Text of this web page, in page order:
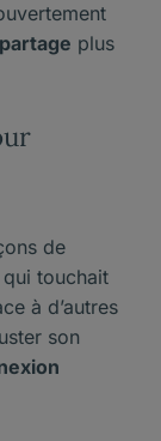
partage plus
de
touchait
à d’autres
son